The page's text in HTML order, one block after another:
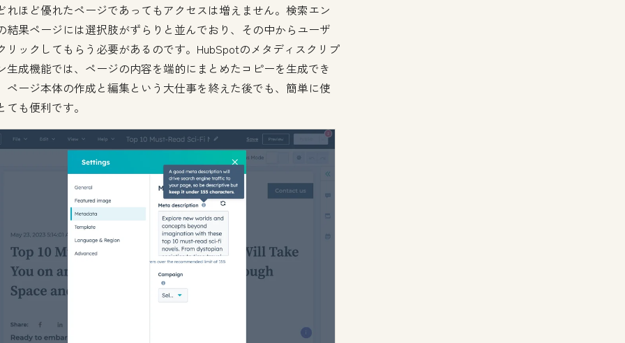
れほど優れたページであってもアクセスは増えません。検索エン
結果ページには選択肢がずらりと並んでおり、その中からユーザ
リックしてもらう必要があるのです。HubSpotのメタディスクリプ
生成機能では、ページの内容を端的にまとめたコピーを生成でき
ページ本体の作成と編集という大仕事を終えた後でも、簡単に使
ても便利です。